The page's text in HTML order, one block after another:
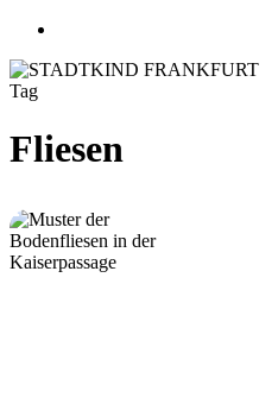
Tag
Fliesen